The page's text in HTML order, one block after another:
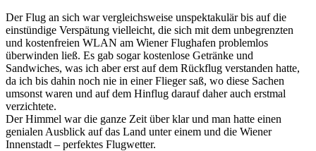
Der Flug an sich war vergleichsweise unspektakulär bis auf die
einstündige Verspätung vielleicht, die sich mit dem unbegrenzten
und kostenfreien WLAN am Wiener Flughafen problemlos
überwinden ließ. Es gab sogar kostenlose Getränke und
Sandwiches, was ich aber erst auf dem Rückflug verstanden hatte,
da ich bis dahin noch nie in einer Flieger saß, wo diese Sachen
umsonst waren und auf dem Hinflug darauf daher auch erstmal
verzichtete.
Der Himmel war die ganze Zeit über klar und man hatte einen
genialen Ausblick auf das Land unter einem und die Wiener
Innenstadt – perfektes Flugwetter.